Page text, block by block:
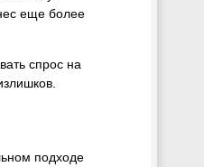
еще более
спрос на
подходе